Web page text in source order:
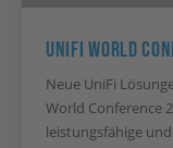
UniFi World
Neue UniFi
World Conference
leistungsfähige